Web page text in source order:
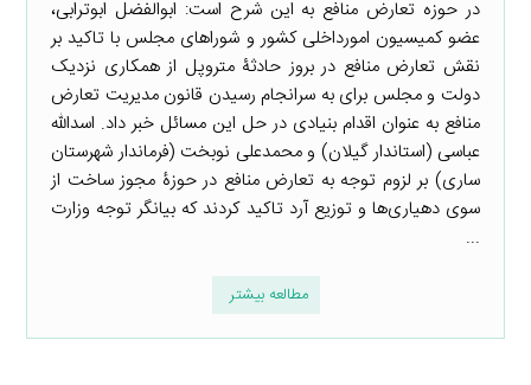
در حوزه تعارض منافع به این شرح است: ابوالفضل ابوترابی،
عضو کمیسیون امورداخلی کشور و شوراهای مجلس با تاکید بر
نقش تعارض منافع در بروز حادثۀ متروپل از همکاری نزدیک
دولت و مجلس برای به سرانجام رسیدن قانون مدیریت تعارض
منافع به عنوان اقدام بنیادی در حل این مسائل خبر داد. اسدالله
عباسی (استاندار گیلان) و محمدعلی نوبخت (فرماندار شهرستان
ساری) بر لزوم توجه به تعارض منافع در حوزۀ مجوز ساخت از
سوی دهیاری‌ها و توزیع آرد تاکید کردند که بیانگر توجه وزارت
...
مطالعه بیشتر